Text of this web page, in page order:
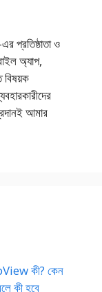
ও
অ্যাপ,
বিষয়ক
আমার
কী? কেন
কী হবে